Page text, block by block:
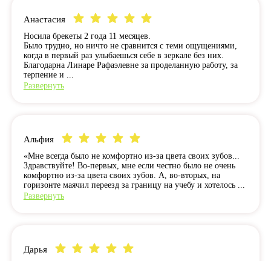
Анастасия
Носила брекеты 2 года 11 месяцев.
Было трудно, но ничто не сравнится с теми ощущениями,
когда в первый раз улыбаешься себе в зеркале без них.
Благодарна Линаре Рафаэлевне за проделанную работу, за
терпение и ...
Развернуть
Альфия
«Мне всегда было не комфортно из-за цвета своих зубов...
Здравствуйте! Во-первых, мне если честно было не очень
комфортно из-за цвета своих зубов. А, во-вторых, на
горизонте маячил переезд за границу на учебу и хотелось ...
Развернуть
Дарья